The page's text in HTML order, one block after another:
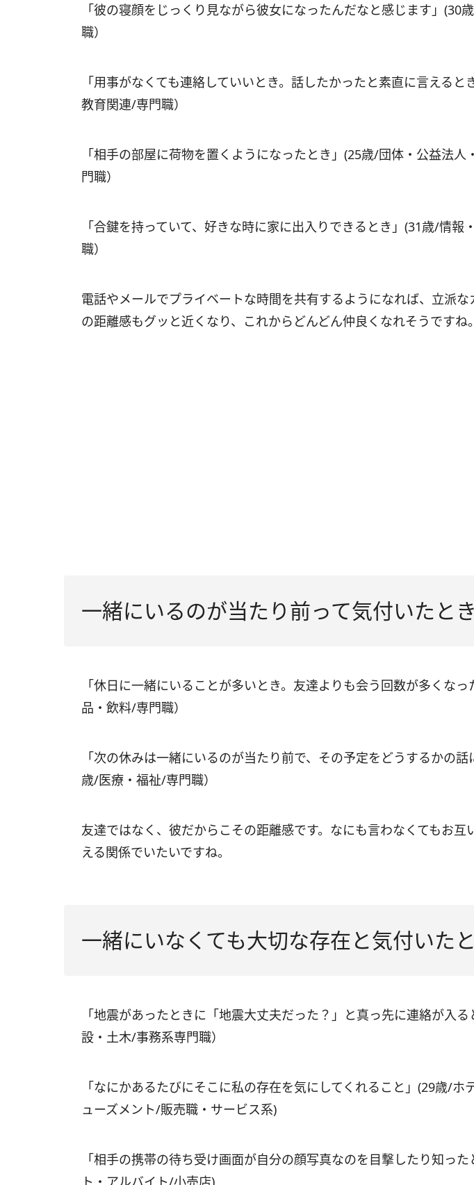
「彼の寝顔をじっくり見ながら彼女になったんだなと感じます」(30
職）
「用事がなくても連絡していいとき。話したかったと素直に言えると
教育関連/専門職）
「相手の部屋に荷物を置くようになったとき」(25歳/団体・公益法人
門職）
「合鍵を持っていて、好きな時に家に出入りできるとき」(31歳/情報
職）
電話やメールでプライベートな時間を共有するようになれば、立派な
の距離感もグッと近くなり、これからどんどん仲良くなれそうですね。
一緒にいるのが当たり前って気付いたとき
「休日に一緒にいることが多いとき。友達よりも会う回数が多くな
品・飲料/専門職）
「次の休みは一緒にいるのが当たり前で、その予定をどうするかの
歳/医療・福祉/専門職）
友達ではなく、彼だからこその距離感です。なにも言わなくてもお互
える関係でいたいですね。
一緒にいなくても大切な存在と気付いた
「地震があったときに「地震大丈夫だった？」と真っ先に連絡が入
設・土木/事務系専門職）
「なにかあるたびにそこに私の存在を気にしてくれること」(29歳/ホ
ューズメント/販売職・サービス系)
「相手の携帯の待ち受け画面が自分の顔写真なのを目撃したり知っ
ト・アルバイト/小売店)